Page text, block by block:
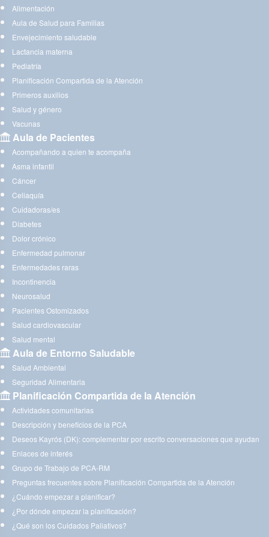
Alimentación
Aula de Salud para Familias
Envejecimiento saludable
Lactancia materna
Pediatría
Planificación Compartida de la Atención
Primeros auxilios
Salud y género
Vacunas
Aula de Pacientes
Acompañando a quien te acompaña
Asma infantil
Cáncer
Celiaquía
Cuidadoras/es
Diabetes
Dolor crónico
Enfermedad pulmonar
Enfermedades raras
Incontinencia
Neurosalud
Pacientes Ostomizados
Salud cardiovascular
Salud mental
Aula de Entorno Saludable
Salud Ambiental
Seguridad Alimentaria
Planificación Compartida de la Atención
Actividades comunitarias
Descripción y beneficios de la PCA
Deseos Kayrós (DK): complementar por escrito conversaciones que ayudan
Enlaces de interés
Grupo de Trabajo de PCA-RM
Preguntas frecuentes sobre Planificación Compartida de la Atención
¿Cuándo empezar a planificar?
¿Por dónde empezar la planificación?
¿Qué son los Cuidados Paliativos?